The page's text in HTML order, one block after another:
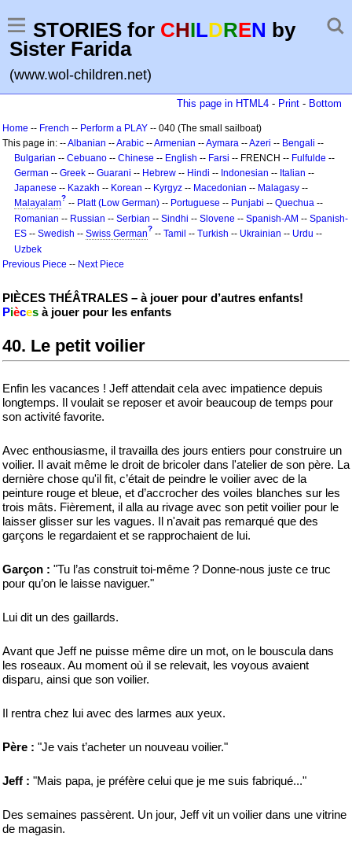
STORIES for CHILDREN by
Sister Farida
(www.wol-children.net)
This page in HTML4 - Print - Bottom
Home -- French -- Perform a PLAY -- 040 (The small sailboat)
This page in: --Albanian --Arabic --Armenian --Aymara --Azeri -- Bengali --
Bulgarian -- Cebuano -- Chinese -- English -- Farsi -- FRENCH -- Fulfulde --
German -- Greek -- Guarani -- Hebrew -- Hindi -- Indonesian -- Italian --
Japanese -- Kazakh -- Korean -- Kyrgyz -- Macedonian -- Malagasy --
Malayalam? -- Platt (Low German) -- Portuguese -- Punjabi -- Quechua --
Romanian -- Russian -- Serbian -- Sindhi -- Slovene -- Spanish-AM -- Spanish-
ES -- Swedish -- Swiss German? -- Tamil -- Turkish -- Ukrainian -- Urdu --
Uzbek
Previous Piece -- Next Piece
PIÈCES THÉÂTRALES – à jouer pour d’autres enfants!
Pièces à jouer pour les enfants
40. Le petit voilier
Enfin les vacances ! Jeff attendait cela avec impatience depuis
longtemps. Il voulait se reposer et avoir beaucoup de temps pour
son activité favorite.
Avec enthousiasme, il travailla des jours entiers pour construire un
voilier. Il avait même le droit de bricoler dans l'atelier de son père. La
dernière chose qu'il fit, c’était de peindre le voilier avec de la
peinture rouge et bleue, et d’accrocher des voiles blanches sur les
trois mâts. Fièrement, il alla au rivage avec son petit voilier pour le
laisser glisser sur les vagues. Il n'avait pas remarqué que des
garçons le regardaient et se rapprochaient de lui.
Garçon : "Tu l’as construit toi-même ? Donne-nous juste ce truc
pour qu’on le laisse naviguer."
Lui dit un des gaillards.
Avant que Jeff ne puisse même dire un mot, on le bouscula dans
les roseaux. Au moment où il se relevait, les voyous avaient
disparu, ainsi que son voilier.
Il rentra chez lui avec des larmes aux yeux.
Père : "Je vais t’acheter un nouveau voilier."
Jeff : "Mais papa, je préfère celui que je me suis fabriqué..."
Des semaines passèrent. Un jour, Jeff vit un voilier dans une vitrine
de magasin.